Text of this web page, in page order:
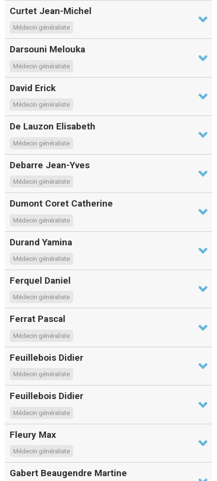
Curtet Jean-Michel
Médecin généraliste
Darsouni Melouka
Médecin généraliste
David Erick
Médecin généraliste
De Lauzon Elisabeth
Médecin généraliste
Debarre Jean-Yves
Médecin généraliste
Dumont Coret Catherine
Médecin généraliste
Durand Yamina
Médecin généraliste
Ferquel Daniel
Médecin généraliste
Ferrat Pascal
Médecin généraliste
Feuillebois Didier
Médecin généraliste
Feuillebois Didier
Médecin généraliste
Fleury Max
Médecin généraliste
Gabert Beaugendre Martine